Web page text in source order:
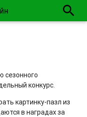
search
сезонного
конкурс.
картинку-пазл из
в наградах за